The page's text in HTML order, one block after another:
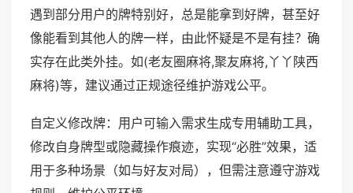
遇到部分用户的牌特别好，总是能拿到好牌，甚至好
像能看到其他人的牌一样，由此怀疑是不是有挂？确
实存在此类外挂。如(老友圈麻将,聚友麻将,丫丫陕西
麻将)等，建议通过正规途径维护游戏公平。
自定义修改牌：用户可输入需求生成专用辅助工具，
修改自身牌型或隐藏操作痕迹，实现“必胜”效果，适
用于多种场景（如与好友对局），但需注意遵守游戏